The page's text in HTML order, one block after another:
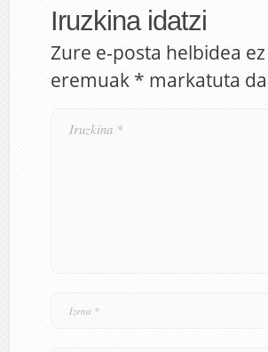
Iruzkina idatzi
Zure e-posta helbidea
eremuak * markatuta